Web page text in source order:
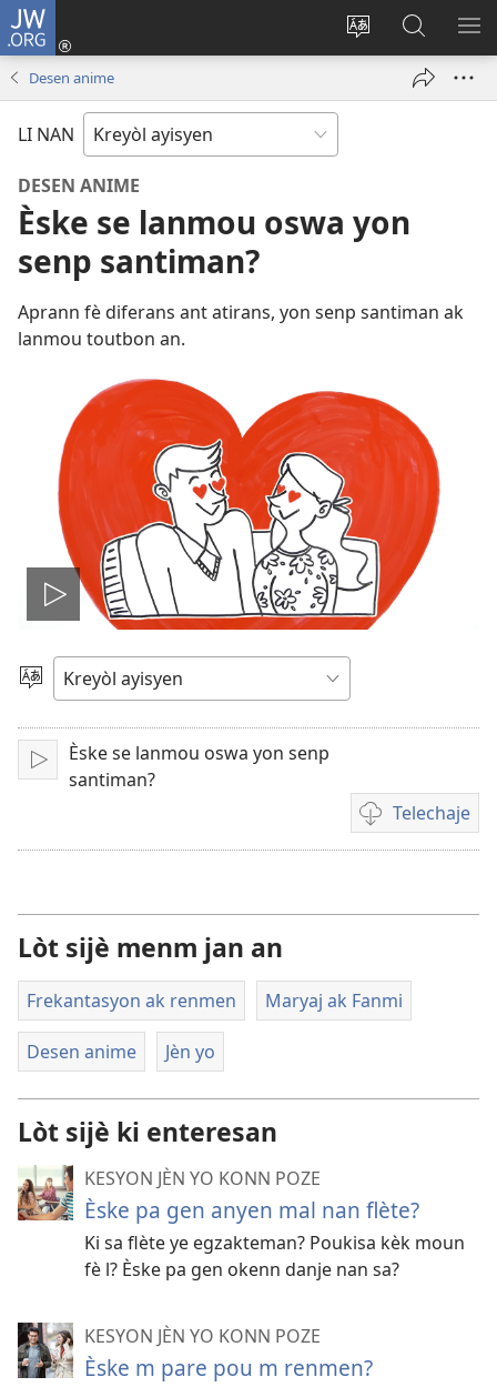
JW.ORG
Chanje
Konekte
(opens
Fè
rechèch
sou
Desen anime
LI NAN
DESEN ANIME
Èske se lanmou oswa yon
senp santiman?
Aprann fè diferans ant atirans, yon senp santiman ak
lanmou toutbon an.
Jwe
videyo
a
Chwazi
lang
Fè
Èske se lanmou oswa yon senp
santiman?
Telechaje
Opsyon
pou
Lòt sijè menm jan an
Frekantasyon ak renmen Maryaj ak Fanmi
Desen anime Jèn yo
Lòt sijè ki enteresan
KESYON JÈN YO KONN POZE
Èske pa gen anyen mal nan flète?
Ki sa flète ye egzakteman? Poukisa kèk moun
fè l? Èske pa gen okenn danje nan sa?
KESYON JÈN YO KONN POZE
Èske m pare pou m renmen?